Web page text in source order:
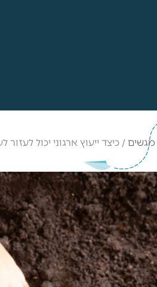
מגשים /כיצד ייעוץ ארגוני יכול